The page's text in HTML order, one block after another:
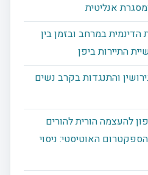
אנליטית
במרחב ובזמן בין
התיירות ביפן
והתנגדות בקרב נשים
להעצמה הורית להורים
האוטיסטי: ניסוי